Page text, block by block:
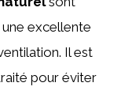
excellente
Il est
pour éviter